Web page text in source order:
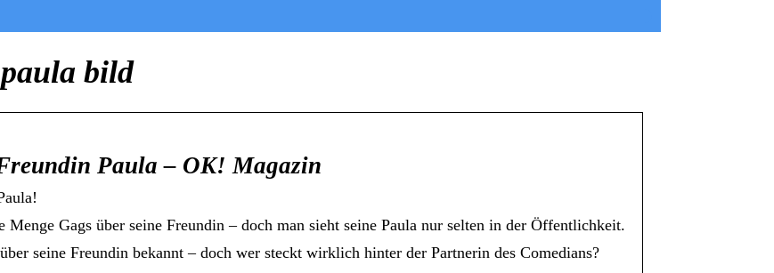
bild
Paula – OK! Magazin
Gags über seine Freundin – doch man sieht seine Paula nur selten in der Öffentlichkeit.
seine Freundin bekannt – doch wer steckt wirklich hinter der Partnerin des Comedians?